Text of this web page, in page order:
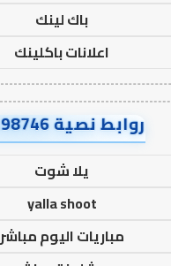
باك لينك
اعلانات باكلينك
روابط نصية AA98746
يلا شوت
yalla shoot
مباريات اليوم مباشر